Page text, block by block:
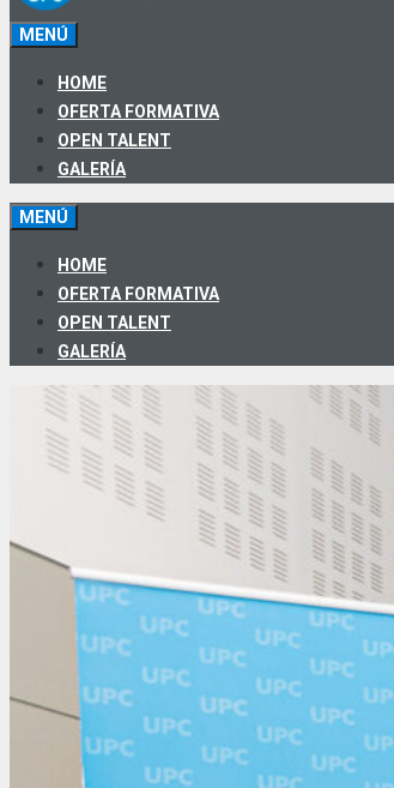
MENÚ
HOME
OFERTA FORMATIVA
OPEN TALENT
GALERÍA
MENÚ
HOME
OFERTA FORMATIVA
OPEN TALENT
GALERÍA